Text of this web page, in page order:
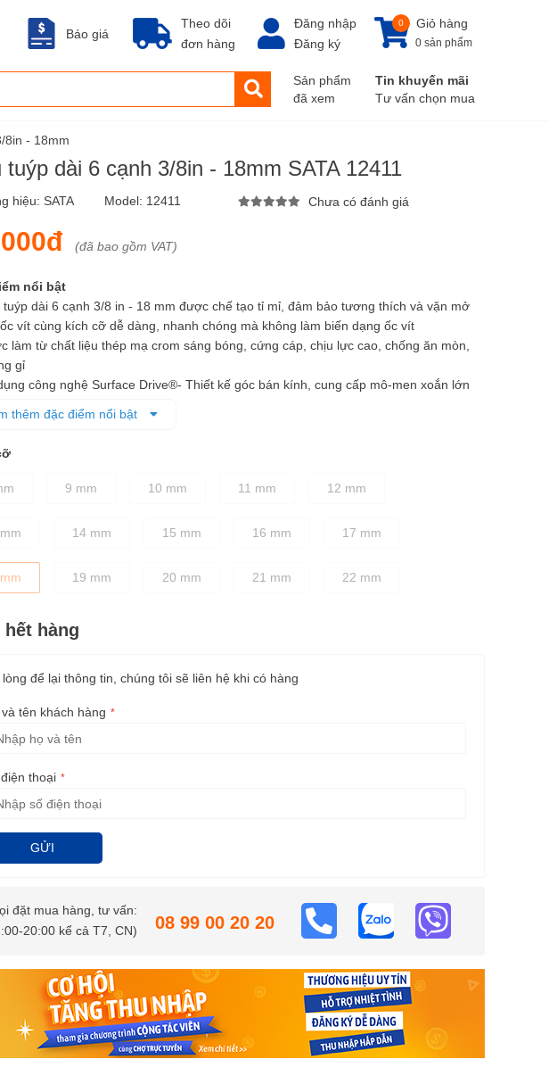
Theo dõi
đơn hàng
Báo giá
Đăng nhập
Đăng ký
Giỏ hàng
0
0 sản phẩm
Sản phẩm
đã xem
Tin khuyến mãi
Tư vấn chọn mua
8in - 18mm
dài 6 cạnh 3/8in - 18mm SATA 12411
hiệu: SATA Model: 12411 Chưa có đánh giá
(đã bao gồm VAT)
nổi bật
dài 6 cạnh 3/8 in - 18 mm được chế tạo tỉ mỉ, đảm bảo tương thích và vặn mở
vít cùng kích cỡ dễ dàng, nhanh chóng mà không làm biến dạng ốc vít
làm từ chất liệu thép mạ crom sáng bóng, cứng cáp, chịu lực cao, chống ăn mòn,
gỉ
công nghệ Surface Drive®- Thiết kế góc bán kính, cung cấp mô-men xoắn lớn
tuýp đều được xử lý nhiệt cho sự cân bằng tốt nhất giữa độ bền và độ cứng chắc
thêm đặc điểm nổi bật
9 mm 10 mm 11 mm 12 mm
14 mm 15 mm 16 mm 17 mm
19 mm 20 mm 21 mm 22 mm
hết hàng
lòng để lại thông tin, chúng tôi sẽ liên hệ khi có hàng
và tên khách hàng
thoại
GỬI
đặt mua hàng, tư vấn:
20:00 kể cả T7, CN)
08 99 00 20 20